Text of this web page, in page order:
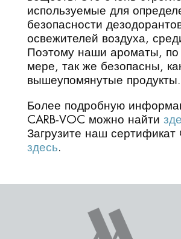
используемые для
безопасности
освежителей воздуха,
Поэтому наши ароматы, по
мере, так же безопасны,
вышеупомянутые продукты.
Более подробную
CARB-VOC можно найти
Загрузите наш сертификат
здесь.